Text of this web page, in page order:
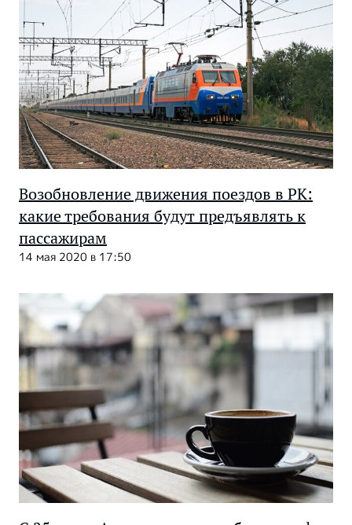
Возобновление движения поездов в РК:
какие требования будут предъявлять к
пассажирам
14 мая 2020 в 17:50